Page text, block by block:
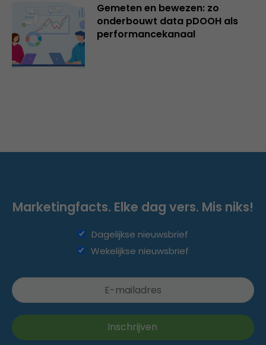
Gemeten en bewezen: zo
onderbouwt data pDOOH als
performancekanaal
Marketingfacts. Elke dag vers. Mis niks!
Dagelijkse nieuwsbrief
Wekelijkse nieuwsbrief